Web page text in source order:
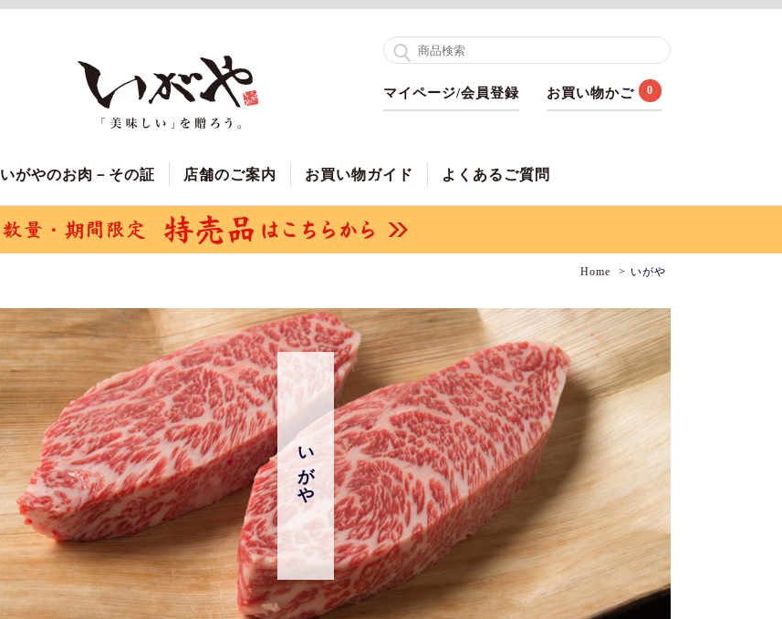
マイページ/会員登録 お買い物かご 0
いがやのお肉－その証 店舗のご案内 お買い物ガイド よくあるご質問
Home いがや
いがや